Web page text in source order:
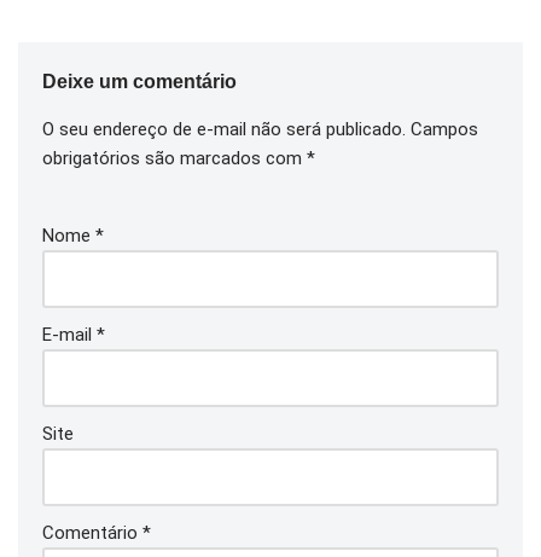
Deixe um comentário
O seu endereço de e-mail não será publicado. Campos
obrigatórios são marcados com *
Nome *
E-mail *
Site
Comentário *